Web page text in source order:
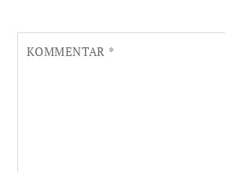
KOMMENTAR *